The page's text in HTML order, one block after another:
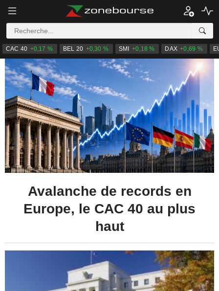
CAC 40 +0,17 % BEL 20 +0,30 % SMI +0,18 % DAX +0,69 %
Avalanche de records en
Europe, le CAC 40 au plus
haut